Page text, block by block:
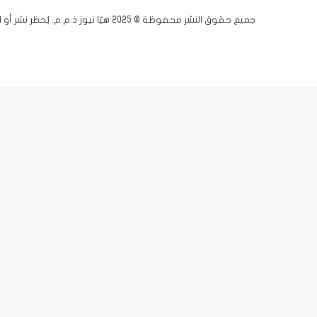
جميع حقوق النشر محفوظة © 2025 هيّا نيوز ذ.م.م. يُحظر نشر أو اقتباس أي مادة دون إذن مسبق.